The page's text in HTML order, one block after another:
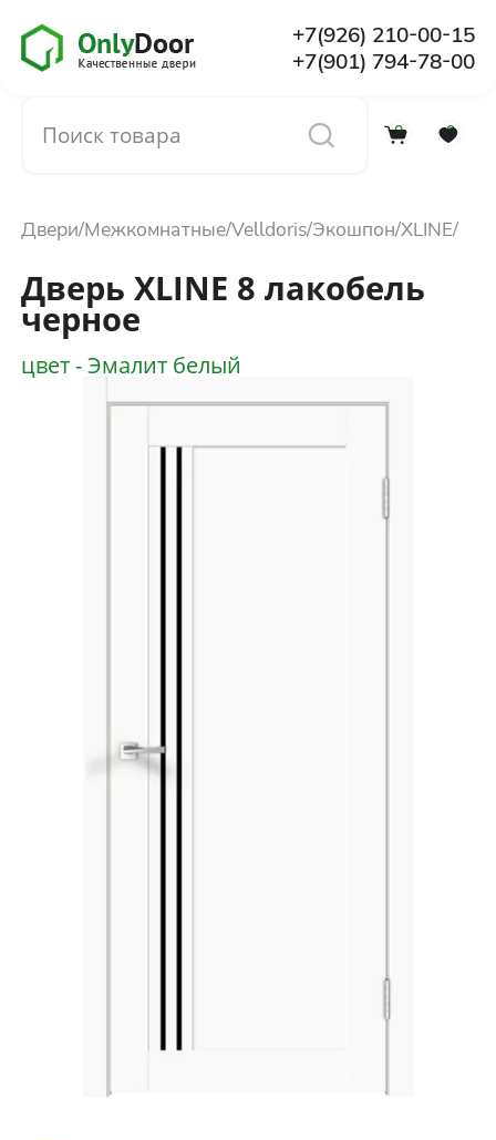
+7(926) 210-00-15
+7(901) 794-78-00
0 0
О компании
Установка
Двери Межкомнатные Velldoris Экошпон XLINE
Дверь XLINE 8 лакобель
черное
цвет - Эмалит белый